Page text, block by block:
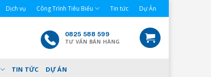
Dịch vụ Công Trình Tiêu Biểu Tin tức Dự Án
0825 588 599
TƯ VẤN BÁN HÀNG
TIN TỨC DỰ ÁN